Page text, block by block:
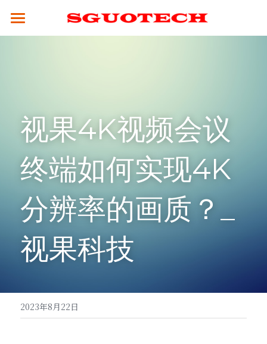
SGUOTECH
4K视频会议系统
高性能并发MCU（MCU900）
4K融合型多点会议引擎 M800S-M
电视墙服务器 （VW-200）
MCU会控平板（SMC-100）
高清视频会议终端
高清分体式终端（M800D）
高清一体式终端 (M700)
4K一体式终端（M30）
8K分体式终端（M800）
音视频会议平板（MeetBox T系列）
SCM2.0云平台
视频会议设备
视频会议摄像头
全向麦克风
解决方案
政务行业
集团企业
医疗行业
指挥调度
技术支持
常见问题解答
关于我们
公司简介
人才招聘
联系我们
☎ 020-31078434
视果4K视频会议
终端如何实现4K
分辨率的画质？_
视果科技
2023年8月22日
商品分类